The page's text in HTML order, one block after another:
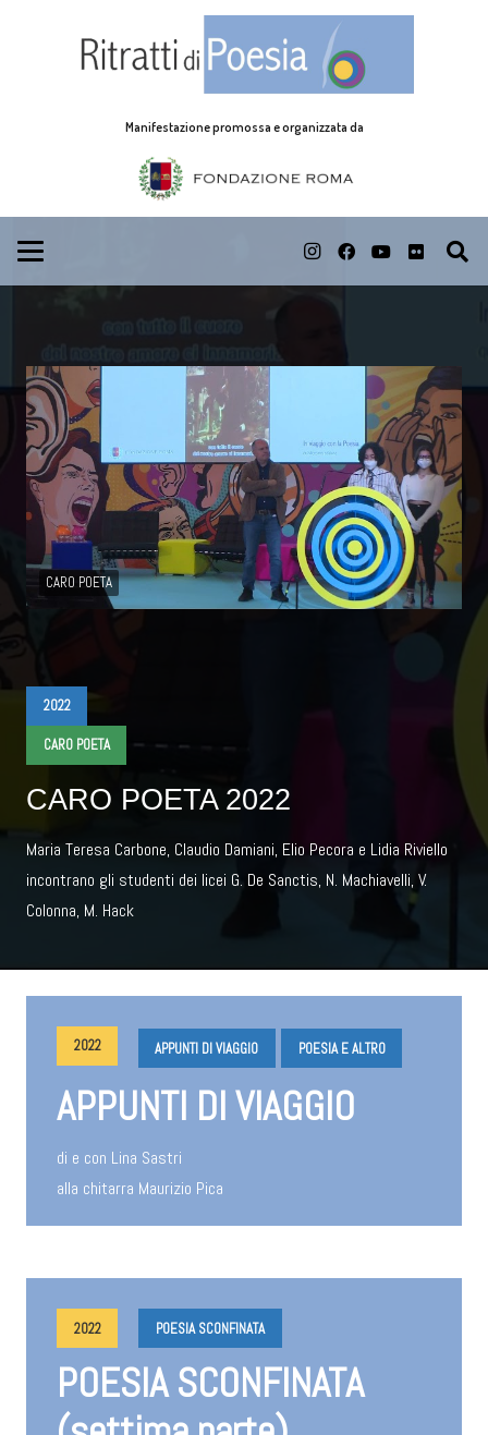
Manifestazione promossa e organizzata da
CARO POETA
2022
CARO POETA
CARO POETA 2022
Maria Teresa Carbone, Claudio Damiani, Elio Pecora e Lidia Riviello
incontrano gli studenti dei licei G. De Sanctis, N. Machiavelli, V.
Colonna, M. Hack
2022 APPUNTI DI VIAGGIO POESIA E ALTRO
APPUNTI DI VIAGGIO
di e con Lina Sastri
alla chitarra Maurizio Pica
2022 POESIA SCONFINATA
POESIA SCONFINATA